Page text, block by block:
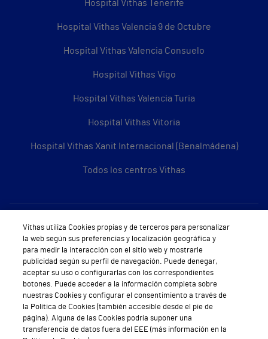
Hospital Vithas Tenerife
Hospital Vithas Valencia 9 de Octubre
Hospital Vithas Valencia Consuelo
Hospital Vithas Vigo
Hospital Vithas Valencia Turia
Hospital Vithas Vitoria
Hospital Vithas Xanit Internacional (Benalmádena)
Todos los centros Vithas
Sobre Vithas
Quiénes somos
Trabajar en Vithas
Teléfono Cita Médica
Teléfono Atención al Cliente
Vithas utiliza Cookies propias y de terceros para personalizar
la web según sus preferencias y localización geográfica y
para medir la interacción con el sitio web y mostrarle
publicidad según su perfil de navegación. Puede denegar,
aceptar su uso o configurarlas con los correspondientes
botones. Puede acceder a la información completa sobre
nuestras Cookies y configurar el consentimiento a través de
la Política de Cookies (también accesible desde el pie de
página). Alguna de las Cookies podría suponer una
transferencia de datos fuera del EEE (más información en la